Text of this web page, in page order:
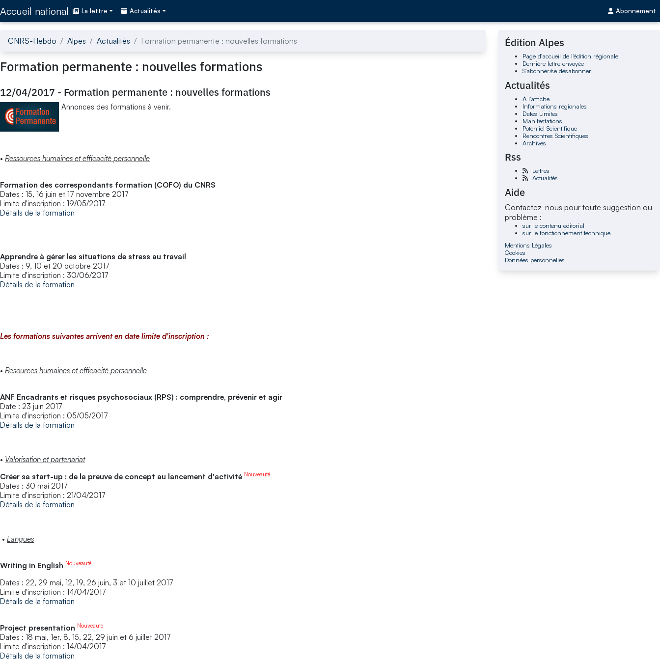
Accueil national La lettre Actualités Abonnement
CNRS-Hebdo Alpes Actualités Formation permanente : nouvelles formations
Formation permanente : nouvelles formations
12/04/2017 - Formation permanente : nouvelles formations
Annonces des formations à venir.
• Ressources humaines et efficacité personnelle
Formation des correspondants formation (COFO) du CNRS
Dates : 15, 16 juin et 17 novembre 2017
Limite d'inscription : 19/05/2017
Détails de la formation
Apprendre à gérer les situations de stress au travail
Dates : 9, 10 et 20 octobre 2017
Limite d'inscription : 30/06/2017
Détails de la formation
Les formations suivantes arrivent en date limite d'inscription :
• Resources humaines et efficacité personnelle
ANF Encadrants et risques psychosociaux (RPS) : comprendre, prévenir et agir
Date : 23 juin 2017
Limite d'inscription : 05/05/2017
Détails de la formation
• Valorisation et partenariat
Créer sa start-up : de la preuve de concept au lancement d'activité Nouveauté
Dates : 30 mai 2017
Limite d'inscription : 21/04/2017
Détails de la formation
• Langues
Writing in English Nouveauté
Dates : 22, 29 mai, 12, 19, 26 juin, 3 et 10 juillet 2017
Limite d'inscription : 14/04/2017
Détails de la formation
Project presentation Nouveauté
Dates : 18 mai, 1er, 8, 15, 22, 29 juin et 6 juillet 2017
Limite d'inscription : 14/04/2017
Détails de la formation
Édition Alpes
Page d'accueil de l'édition régionale
Dernière lettre envoyée
S'abonner/se désabonner
Actualités
À l'affiche
Informations régionales
Dates Limites
Manifestations
Potentiel Scientifique
Rencontres Scientifiques
Archives
Rss
Lettres
Actualités
Aide
Contactez-nous pour toute suggestion ou
problème :
sur le contenu éditorial
sur le fonctionnement technique
Mentions Légales
Cookies
Données personnelles